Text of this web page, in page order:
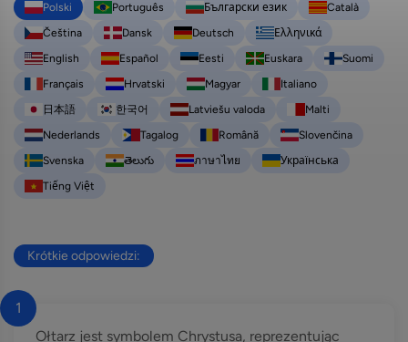
Polski
Português Български език
Català
Čeština
Dansk Deutsch
Ελληνικά
English
Español Eesti Euskara
Suomi
Français
Hrvatski Magyar
Italiano
日本語
한국어 Latviešu valoda
Malti
Nederlands
Tagalog Română
Slovenčina
Svenska
తెలుగు ภาษาไทย
Українська
Tiếng Việt
Krótkie odpowiedzi:
1
Ołtarz jest symbolem Chrystusa, reprezentując